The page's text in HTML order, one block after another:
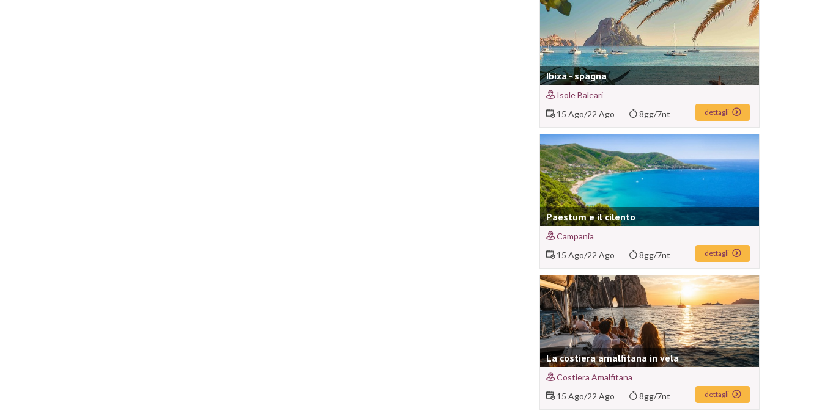
Ibiza - spagna
Isole Baleari
15 Ago/22 Ago 8gg/7nt dettagli
Paestum e il cilento
Campania
15 Ago/22 Ago 8gg/7nt dettagli
La costiera amalfitana in vela
Costiera Amalfitana
15 Ago/22 Ago 8gg/7nt dettagli